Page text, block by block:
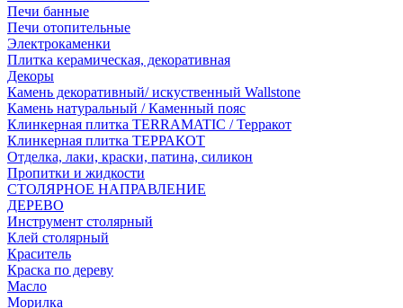
Печи банные
Печи отопительные
Электрокаменки
Плитка керамическая, декоративная
Декоры
Камень декоративный/ искуственный Wallstone
Камень натуральный / Каменный пояс
Клинкерная плитка TERRAMATIC / Терракот
Клинкерная плитка ТЕРРАКОТ
Отделка, лаки, краски, патина, силикон
Пропитки и жидкости
СТОЛЯРНОЕ НАПРАВЛЕНИЕ
ДЕРЕВО
Инструмент столярный
Клей столярный
Краситель
Краска по дереву
Масло
Морилка